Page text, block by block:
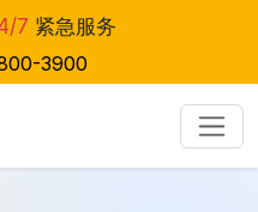
7 紧急服务
3900